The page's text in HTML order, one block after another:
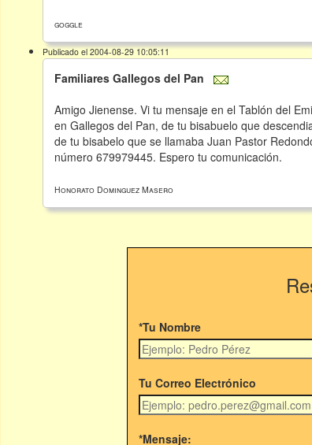
goggle
Publicado el 2004-08-29 10:05:11
Familiares Gallegos del Pan
Amigo Jienense. Vi tu mensaje en el Tablón del
en Gallegos del Pan, de tu bisabuelo que
de tu bisabelo que se llamaba Juan Pastor
número 679979445. Espero tu comunicación.
Honorato Dominguez Masero
*Tu Nombre
Tu Correo Electrónico
*Mensaje: